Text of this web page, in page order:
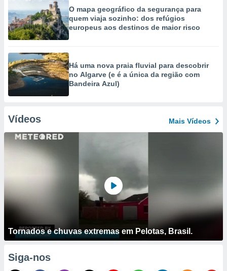
O mapa geográfico da segurança para
quem viaja sozinho: dos refúgios
europeus aos destinos de maior risco
Há uma nova praia fluvial para descobrir
no Algarve (e é a única da região com
Bandeira Azul)
Vídeos Mais Vídeos
Tornados e chuvas extremas em Pelotas, Brasil.
Siga-nos